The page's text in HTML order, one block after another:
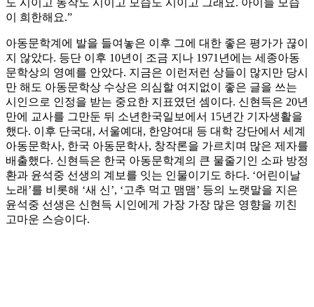
도 시이고 동작도 시이고 모습도 시이고 그래요. 아이들 모습
이 희한해요.”
아동문학계에 발을 들여놓은 이후 그에 대한 좋은 평가가 끊이
지 않았다. 등단 이후 10년이 조금 지나 1971년에는 세종아동
문학상의 영예를 안았다. 지금은 이런저런 상들이 많지만 당시
만 해도 아동문학상 수상은 의심할 여지없이 좋은 글을 쓰는
시인으로 인정을 받는 중요한 지표였던 셈이다. 신현득은 20년
만에 교사를 그만둔 뒤 소년한국일보에서 15년간 기자생활을
했다. 이후 단국대, 서울예대, 한양여대 등 대학 강단에서 세계
아동문학사, 한국 아동문학사, 창작론을 가르치며 많은 제자를
배출했다. 신현득은 한국 아동문학계의 큰 물줄기인 소파 방정
환과 윤석중 선생의 계보를 잇는 인물이기도 하다. ‘어린이날
노래’를 비롯해 ‘새 신’, ‘고추 먹고 맴맴’ 등의 노랫말을 지은
윤석중 선생은 신현득 시인에게 가장 가장 많은 영향을 끼친
고마운 스승이다.